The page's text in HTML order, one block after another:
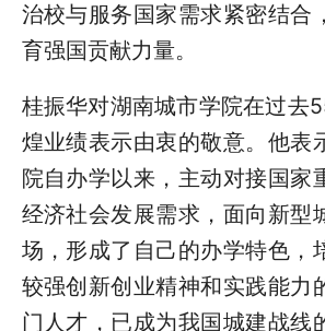
治校与服务国家需求紧密结合
育强国贡献力量。
桂振华对湖南城市学院在过去
煌业绩表示由衷的敬意。他表
院自办学以来，主动对接国家
经济社会发展需求，面向新型
场，形成了自己的办学特色，
较强创新创业精神和实践能力
门人才，已成为我国城建战线